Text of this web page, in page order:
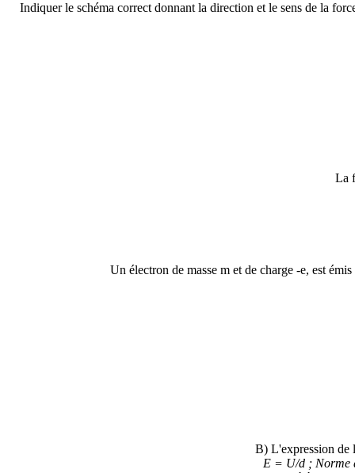
Indiquer le schéma correct donnant la direction et le sens de la
La
Un électron de masse m et de charge -e, est
B) L'expression de
E = U/d ; Norme